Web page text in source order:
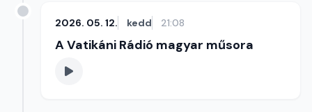
2026. 05. 12. kedd 21:08
A Vatikáni Rádió magyar műsora